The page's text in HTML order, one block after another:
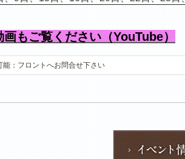
もご覧ください（YouTube）
能：フロントへお問合せ下さい